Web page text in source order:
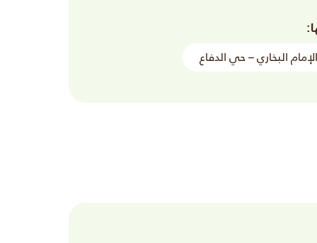
البخاري – حي الدفاع